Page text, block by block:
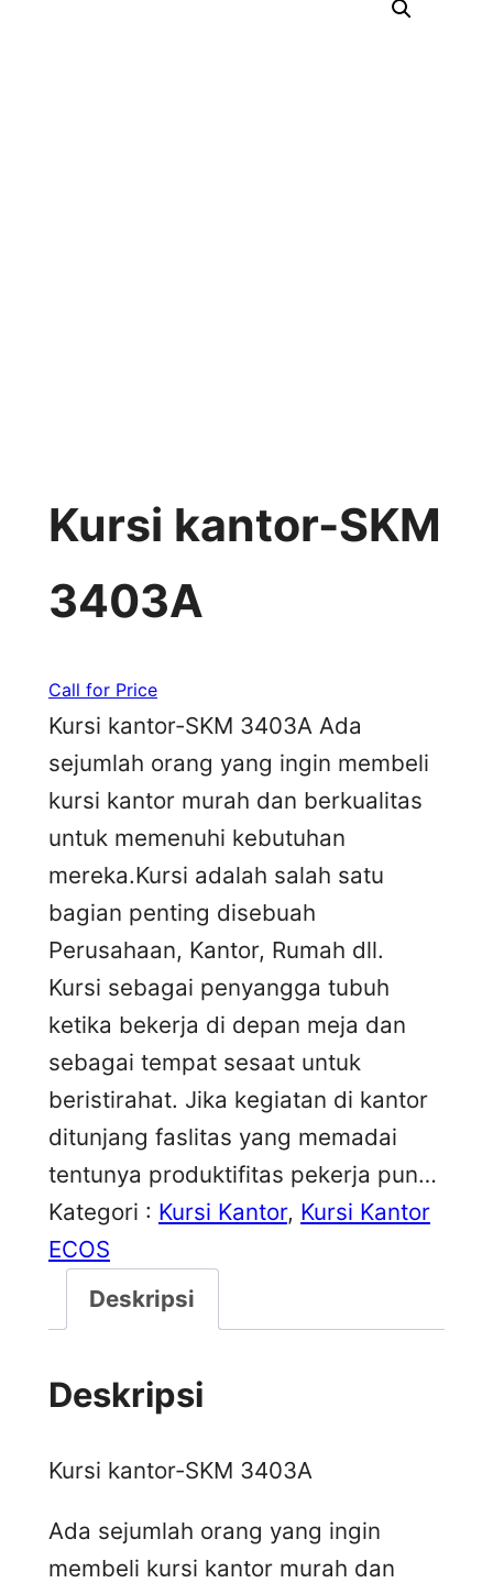
Kursi kantor-SKM
3403A
Call for Price
Kursi kantor-SKM 3403A Ada
sejumlah orang yang ingin membeli
kursi kantor murah dan berkualitas
untuk memenuhi kebutuhan
mereka.Kursi adalah salah satu
bagian penting disebuah
Perusahaan, Kantor, Rumah dll.
Kursi sebagai penyangga tubuh
ketika bekerja di depan meja dan
sebagai tempat sesaat untuk
beristirahat. Jika kegiatan di kantor
ditunjang faslitas yang memadai
tentunya produktifitas pekerja pun…
Kategori : Kursi Kantor, Kursi Kantor
ECOS
Deskripsi
Deskripsi
Kursi kantor-SKM 3403A
Ada sejumlah orang yang ingin
membeli kursi kantor murah dan